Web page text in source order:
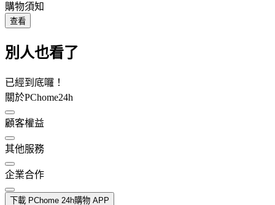
購物須知
查看
別人也看了
已經到底囉！
關於PChome24h
顧客權益
其他服務
企業合作
下載 PChome 24h購物 APP